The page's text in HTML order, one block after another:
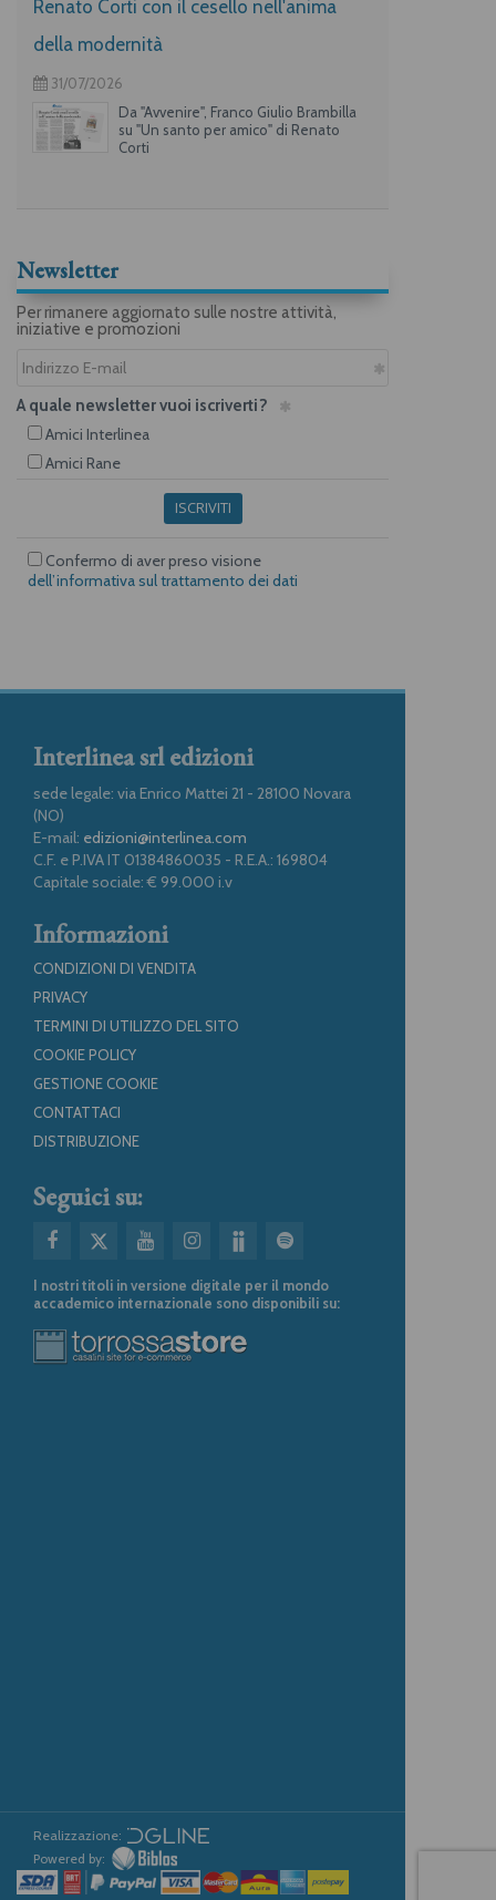
Renato Corti con il cesello nell'anima
della modernità
31/07/2026
Da "Avvenire", Franco Giulio Brambilla
su "Un santo per amico" di Renato
Corti
Newsletter
Per rimanere aggiornato sulle nostre attività,
iniziative e promozioni
A quale newsletter vuoi iscriverti?
Amici Interlinea
Amici Rane
ISCRIVITI
Confermo di aver preso visione
dell’informativa sul trattamento dei dati
Interlinea srl edizioni
sede legale: via Enrico Mattei 21 - 28100 Novara
(NO)
E-mail: edizioni@interlinea.com
C.F. e P.IVA IT 01384860035 - R.E.A.: 169804
Capitale sociale: € 99.000 i.v
Informazioni
CONDIZIONI DI VENDITA
PRIVACY
TERMINI DI UTILIZZO DEL SITO
COOKIE POLICY
GESTIONE COOKIE
CONTATTACI
DISTRIBUZIONE
Seguici su:
I nostri titoli in versione digitale per il mondo
accademico internazionale sono disponibili su:
Realizzazione:
Powered by: